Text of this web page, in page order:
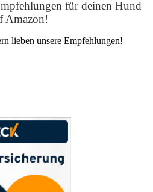
für deinen Hund
Amazon!
lieben unsere Empfehlungen!